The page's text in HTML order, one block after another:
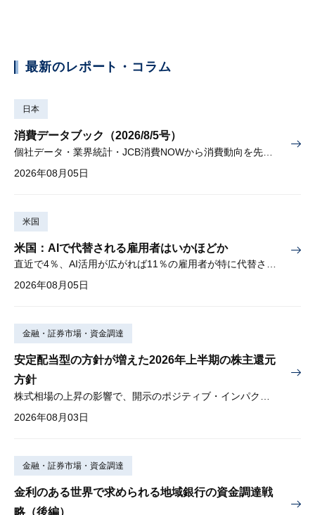
最新のレポート・コラム
日本
消費データブック（2026/8/5号）
2026年08月05日
米国
米国：AIで代替される雇用者はいかほどか
直近で4％、AI活用が広がれば11％の雇用者が特に代替されやすい
2026年08月05日
金融・証券市場・資金調達
安定配当型の方針が増えた2026年上半期の株主還元
方針
2026年08月03日
金融・証券市場・資金調達
金利のある世界で求められる地域銀行の資金調達戦
略（後編）